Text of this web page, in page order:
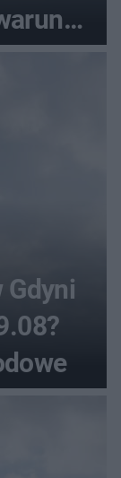
Gdyni